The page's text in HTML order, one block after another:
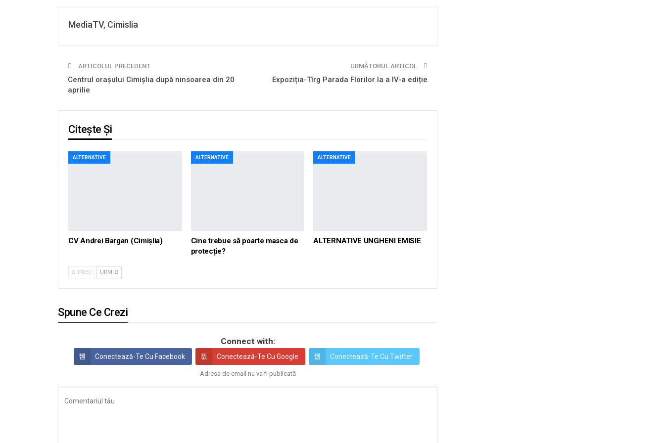
MediaTV, Cimislia
ARTICOLUL PRECEDENT
Centrul orașului Cimișlia după ninsoarea din 20
aprilie
URMĂTORUL ARTICOL
Expoziția-Tîrg Parada Florilor la a IV-a ediție
Citește Și
ALTERNATIVE
CV Andrei Bargan (Cimișlia)
ALTERNATIVE
Cine trebue să poarte masca de
protecție?
ALTERNATIVE
ALTERNATIVE UNGHENI EMISIE
PREC URM
Spune Ce Crezi
Connect with:
Conectează-Te Cu Facebook Conectează-Te Cu Google Conectează-Te Cu Twitter
Adresa de email nu va fi publicată